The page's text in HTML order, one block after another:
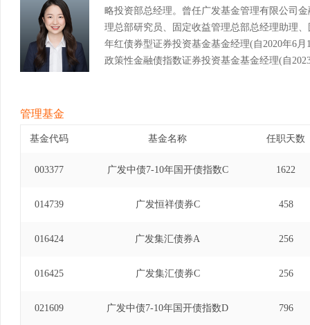
略投资部总经理。曾任广发基金管理有限公司
理总部研究员、固定收益管理总部总经理助理
年红债券型证券投资基金基金经理(自2020年6
政策性金融债指数证券投资基金基金经理(自
管理基金
基金代码 基金名称 任职天数
003377 广发中债7-10年国开债指数C 1622
014739 广发恒祥债券C 458
016424 广发集汇债券A 256
016425 广发集汇债券C 256
021609 广发中债7-10年国开债指数D 796